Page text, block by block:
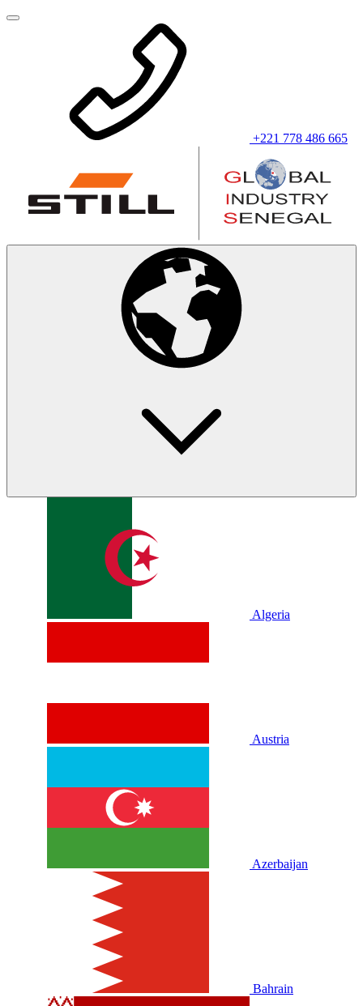
+221 778 486 665
Algeria
Austria
Azerbaijan
Bahrain